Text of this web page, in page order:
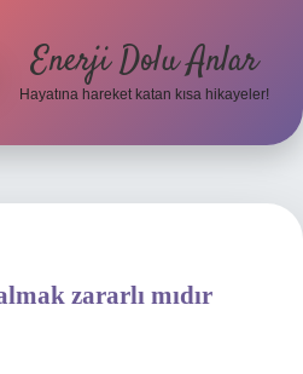
Enerji Dolu Anlar
Hayatına hareket katan kısa hikayeler!
zararlı mıdır